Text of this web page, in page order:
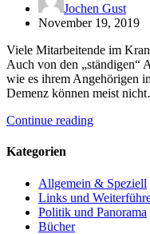
Jochen Gust
November 19, 2019
Viele Mitarbeitende im
Auch von den „ständigen“
wie es ihrem Angehörigen
Demenz können meist
Continue reading
Kategorien
Allgemein & Speziell
Links und
Politik und Panorama
Bücher